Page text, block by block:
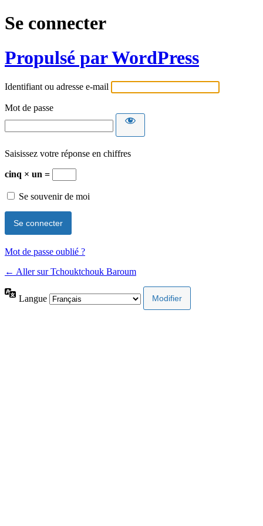
Se connecter
Propulsé par WordPress
Identifiant ou adresse e-mail
Mot de passe
Saisissez votre réponse en chiffres
cinq × un =
Se souvenir de moi
Mot de passe oublié ?
← Aller sur Tchouktchouk Baroum
Langue